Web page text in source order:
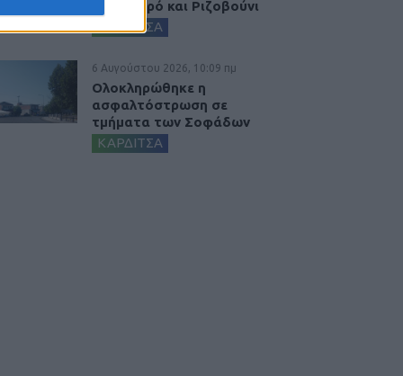
Αγναντερό και Ριζοβούνι
ΚΑΡΔΙΤΣΑ
6 Αυγούστου 2026, 10:09 πμ
Ολοκληρώθηκε η
ασφαλτόστρωση σε
τμήματα των Σοφάδων
ΚΑΡΔΙΤΣΑ